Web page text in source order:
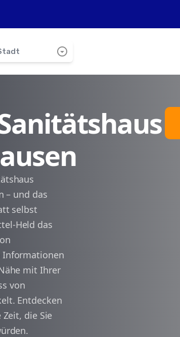
arrow_drop_down_circle
1 arrow_forward
– und das
selbst
Held das
Informationen
mit Ihrer
von
Entdecken
die Sie